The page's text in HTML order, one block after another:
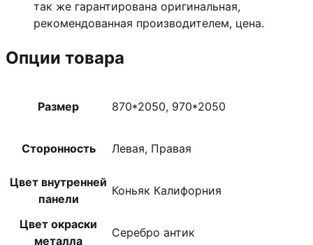
так же гарантирована оригинальная,
рекомендованная производителем, цена.
Опции товара
Размер 870*2050, 970*2050
Сторонность Левая, Правая
Цвет внутренней
панели
Коньяк Калифорния
Цвет окраски
металла
Серебро антик